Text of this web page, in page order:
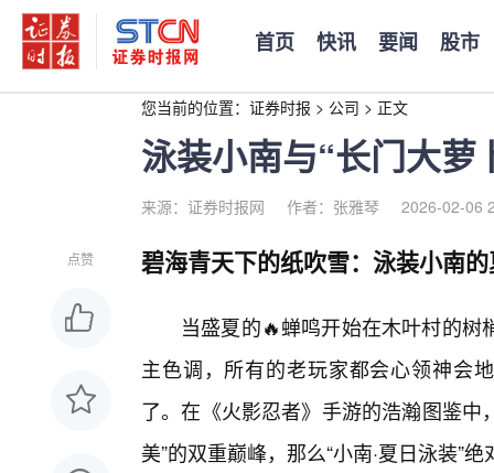
首页 快讯 要闻 股市
您当前的位置： 证券时报 > 公司 > 正文
泳装小南与“长门大萝
来源：证券时报网 作者：张雅琴 2026-02-06
点赞 碧海青天下的纸吹雪：泳装小南
当盛夏的🔥蝉鸣开始在木叶村的
主色调，所有的老玩家都会心领神会
了。在《火影忍者》手游的浩瀚图鉴中
美”的双重巅峰，那么“小南·夏日泳装”